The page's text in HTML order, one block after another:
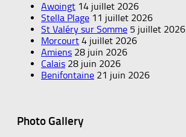
Awoingt 14 juillet 2026
Stella Plage 11 juillet 2026
St Valéry sur Somme 5 juillet 2026
Morcourt 4 juillet 2026
Amiens 28 juin 2026
Calais 28 juin 2026
Benifontaine 21 juin 2026
Photo Gallery